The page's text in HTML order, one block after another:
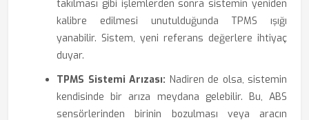
takılması gibi işlemlerden sonra sistemin yeniden
kalibre edilmesi unutulduğunda TPMS ışığı
yanabilir. Sistem, yeni referans değerlere ihtiyaç
duyar.
TPMS Sistemi Arızası: Nadiren de olsa, sistemin
kendisinde bir arıza meydana gelebilir. Bu, ABS
sensörlerinden birinin bozulması veya aracın